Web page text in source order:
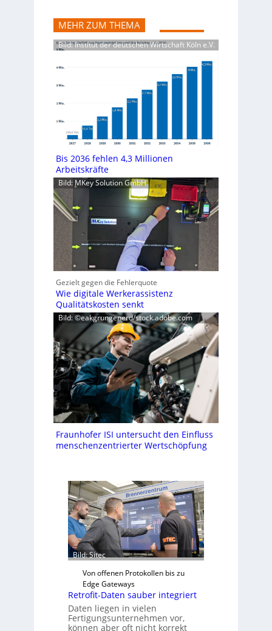
MEHR ZUM THEMA
Bild: Institut der deutschen Wirtschaft Köln e.V.
Bis 2036 fehlen 4,3 Millionen
Arbeitskräfte
Bild: MKey Solution GmbH
Gezielt gegen die Fehlerquote
Wie digitale Werkerassistenz
Qualitätskosten senkt
Bild: ©eakgrungenerd/stock.adobe.com
Fraunhofer ISI untersucht den Einfluss
menschenzentrierter Wertschöpfung
Bild: Sitec
Von offenen Protokollen bis zu
Edge Gateways
Retrofit-Daten sauber integriert
Daten liegen in vielen
Fertigungsunternehmen vor,
können aber oft nicht korrekt